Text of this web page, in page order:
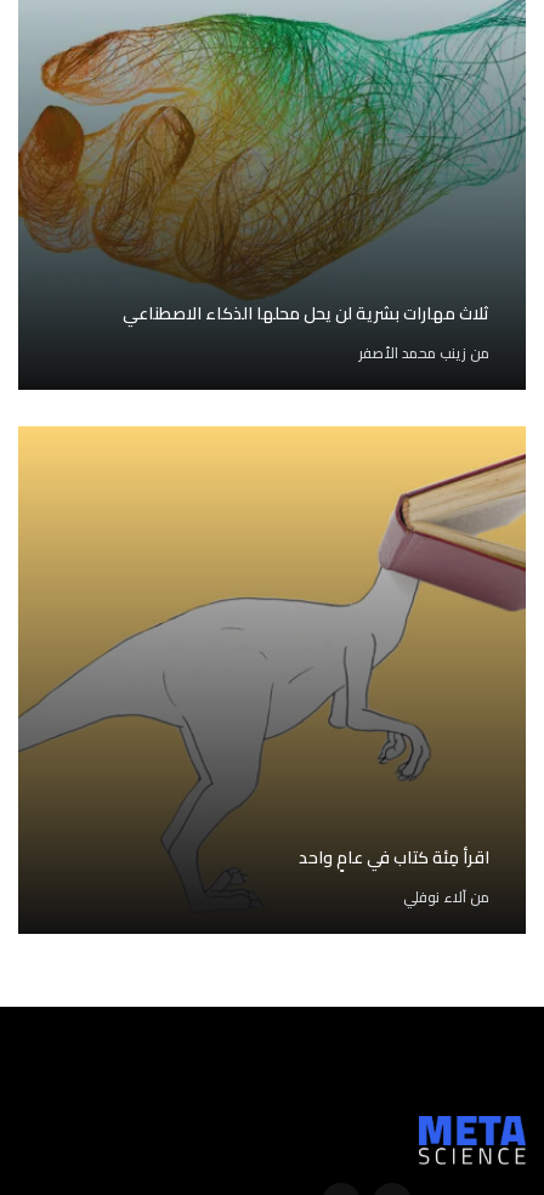
ثلاث مهارات بشرية لن يحل محلها الذكاء الاصطناعي
من زينب محمد الأصفر
اقرأ مِئة كتاب في عامٍ واحد
منآلاء نوفلي